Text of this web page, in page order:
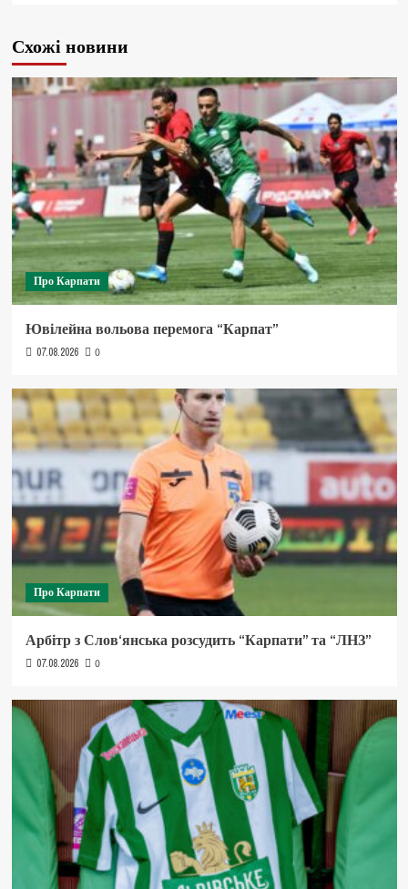
Схожі новини
Про Карпати
Ювілейна вольова перемога “Карпат”
07.08.2026 0
Про Карпати
Арбітр з Слов‘янська розсудить “Карпати” та “ЛНЗ”
07.08.2026 0